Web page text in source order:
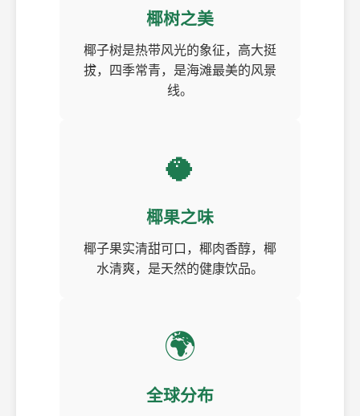
椰树之美
椰子树是热带风光的象征，高大挺
拔，四季常青，是海滩最美的风景
线。
🥥
椰果之味
椰子果实清甜可口，椰肉香醇，椰
水清爽，是天然的健康饮品。
🌍
全球分布